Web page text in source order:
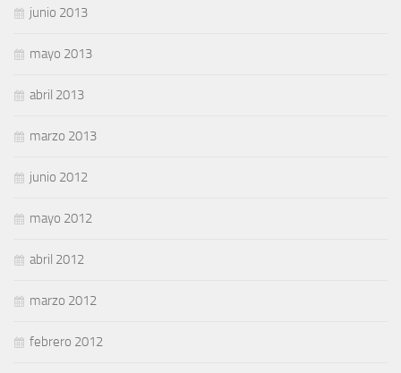
junio 2013
mayo 2013
abril 2013
marzo 2013
junio 2012
mayo 2012
abril 2012
marzo 2012
febrero 2012